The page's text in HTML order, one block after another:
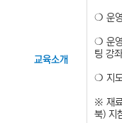
교육소개
❍ 운
❍ 운
팅 강
❍ 지
※ 재
북) 지